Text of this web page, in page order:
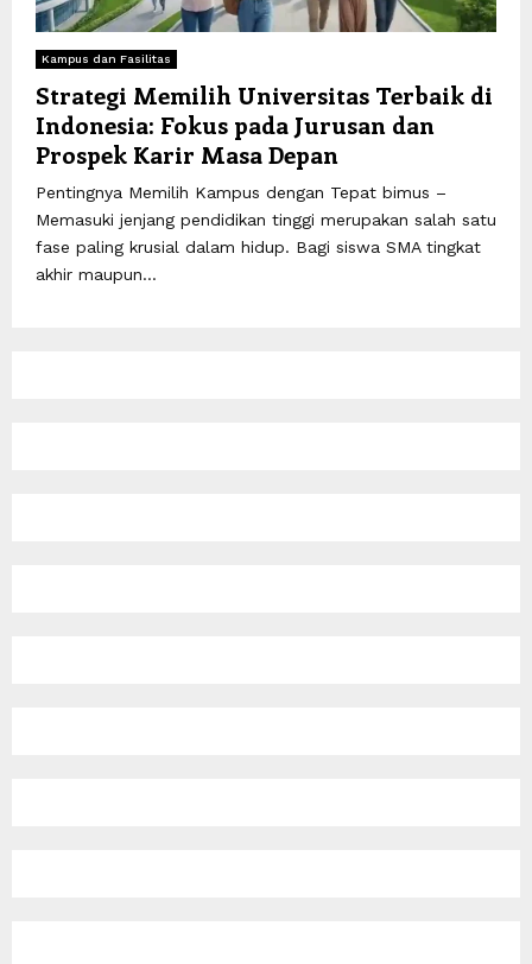
Kampus dan Fasilitas
Strategi Memilih Universitas Terbaik di
Indonesia: Fokus pada Jurusan dan
Prospek Karir Masa Depan
Pentingnya Memilih Kampus dengan Tepat bimus –
Memasuki jenjang pendidikan tinggi merupakan salah satu
fase paling krusial dalam hidup. Bagi siswa SMA tingkat
akhir maupun...